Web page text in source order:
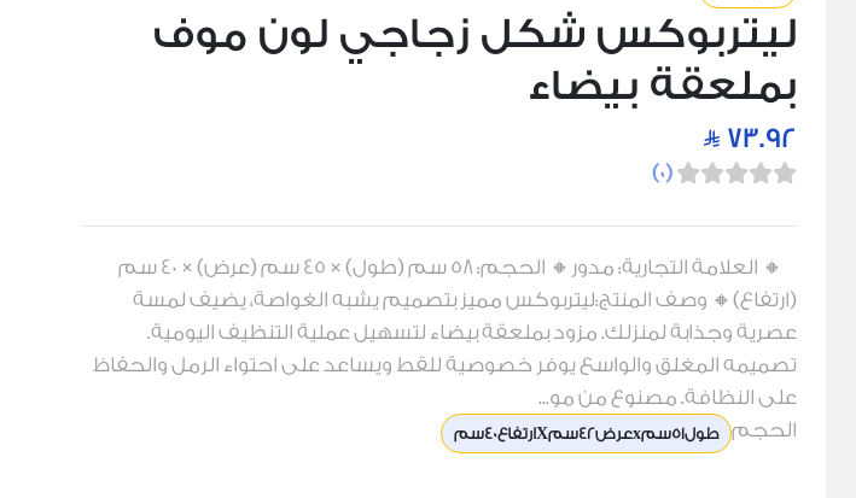
ليتربوكس شكل زجاجي لون موف
بملعقة بيضاء
73.92
(
0
)
🔸 العلامة التجارية: مدور🔸 الحجم: 58 سم (طول) × 45 سم (عرض) × 40 سم
(ارتفاع)🔸 وصف المنتج:ليتربوكس مميز بتصميم يشبه الغواصة، يضيف لمسة
عصرية وجذابة لمنزلك. مزود بملعقة بيضاء لتسهيل عملية التنظيف اليومية.
تصميمه المغلق والواسع يوفر خصوصية للقط ويساعد على احتواء الرمل والحفاظ
على النظافة. مصنوع من مو...
الحجم
طول51سمxعرض42سمXارتفاع40سم